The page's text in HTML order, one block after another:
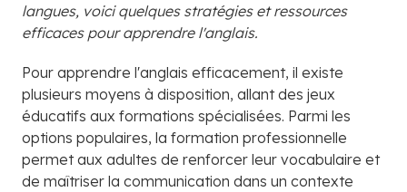
langues, voici quelques stratégies et ressources
efficaces pour apprendre l'anglais.
Pour apprendre l'anglais efficacement, il existe
plusieurs moyens à disposition, allant des jeux
éducatifs aux formations spécialisées. Parmi les
options populaires, la formation professionnelle
permet aux adultes de renforcer leur vocabulaire et
de maîtriser la communication dans un contexte